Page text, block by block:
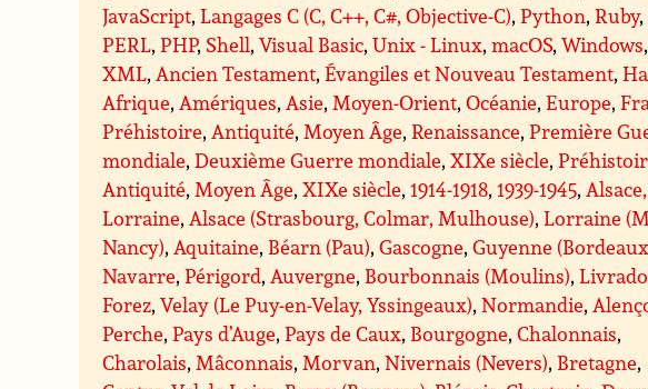
JavaScript,Langages C (C, C++, C#, Objective-C),Python,Ruby,
PERL,PHP, Shell,Visual Basic,Unix - Linux,macOS,Windows,
XML, Ancien Testament,Évangiles et Nouveau Testament,
Afrique, Amériques, Asie, Moyen-Orient,Océanie,Europe,
Préhistoire, Antiquité, Moyen Âge,Renaissance,Première
mondiale,Deuxième Guerre mondiale,XIXe siècle,
Antiquité, Moyen Âge,XIXe siècle,1914-1918,1939-1945, Alsace,
Lorraine, Alsace (Strasbourg, Colmar, Mulhouse),Lorraine
Nancy), Aquitaine, Béarn (Pau),Gascogne,Guyenne
Navarre,Périgord, Auvergne, Bourbonnais (Moulins),
Forez,Velay (Le Puy-en-Velay, Yssingeaux),Normandie,
Perche,Pays d’Auge,Pays de Caux, Bourgogne,Chalonnais,
Charolais, Mâconnais, Morvan,Nivernais (Nevers), Bretagne,